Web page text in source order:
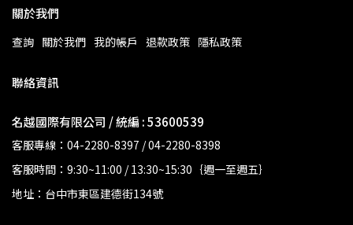
關於我們
查詢 關於我們 我的帳戶 退款政策 隱私政策
聯絡資訊
名越國際有限公司 / 統編 : 53600539
客服專線：04-2280-8397 / 04-2280-8398
客服時間：9:30~11:00 / 13:30~15:30｛週一至週五｝
地址：台中市東區建德街134號